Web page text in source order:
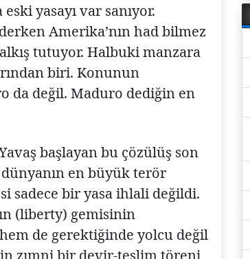
yasayı var sanıyor.
Amerika’nın had bilmez
tutuyor. Halbuki manzara
biri. Konunun
da değil. Maduro dediğin en
başlayan bu çözülüş son
en büyük terör
sadece bir yasa ihlali değildi.
(liberty) gemisinin
de gerektiğinde yolcu değil
zımni bir devir-teslim töreni